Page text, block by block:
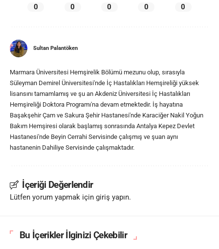
0 0 0 0 0
Sultan Palantöken
Marmara Üniversitesi Hemşirelik Bölümü mezunu olup, sırasıyla
Süleyman Demirel Üniversitesi'nde İç Hastalıkları Hemşireliği yüksek
lisansını tamamlamış ve şu an Akdeniz Üniversitesi İç Hastalıkları
Hemşireliği Doktora Programı'na devam etmektedir. İş hayatına
Başakşehir Çam ve Sakura Şehir Hastanesi'nde Karaciğer Nakil Yoğun
Bakım Hemşiresi olarak başlamış sonrasında Antalya Kepez Devlet
Hastanesi'nde Beyin Cerrahi Servisinde çalışmış ve şuan aynı
hastanenin Dahiliye Servisinde çalışmaktadır.
İçeriği Değerlendir
Lütfen yorum yapmak için giriş yapın.
Bu İçerikler İlginizi Çekebilir